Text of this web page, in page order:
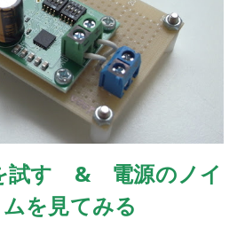
試す & 電源のノイ
を見てみる